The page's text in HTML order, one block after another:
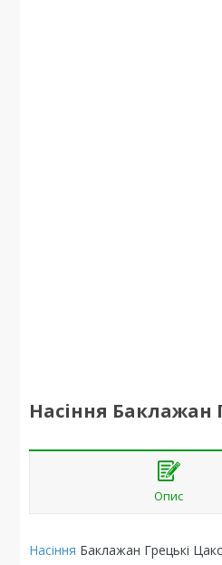
Насіння Баклажан
Опис
Насіння Баклажан Грецькі